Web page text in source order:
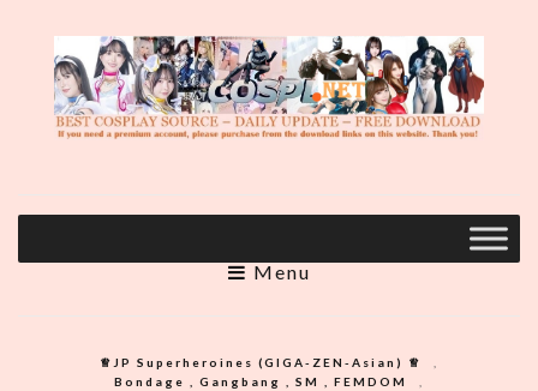
Menu
♕︎JP Superheroines (GIGA-ZEN-Asian) ♕︎
Bondage , Gangbang , SM , FEMDOM